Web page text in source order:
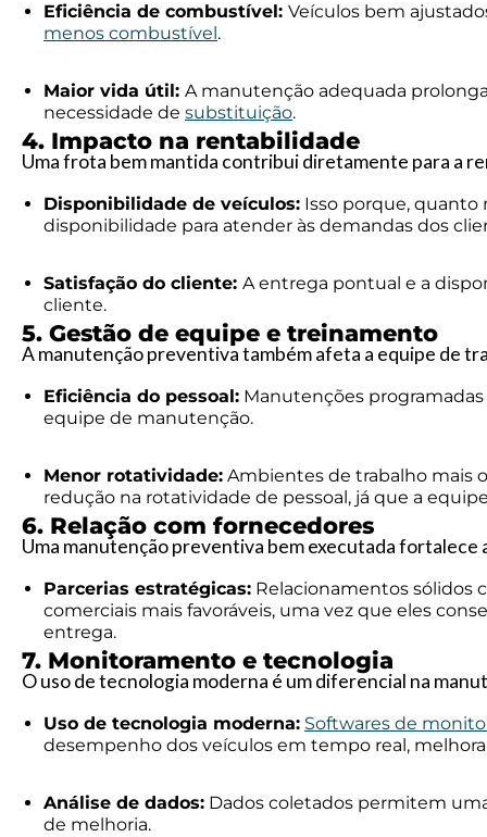
Eficiência de combustível: Veículos bem
menos combustível.
Maior vida útil: A manutenção adequada
necessidade de substituição.
4. Impacto na rentabilidade
Uma frota bem mantida contribui diretamente para a
Disponibilidade de veículos: Isso porque, quanto
disponibilidade para atender às demandas dos
Satisfação do cliente: A entrega pontual e a
cliente.
5. Gestão de equipe e treinamento
A manutenção preventiva também afeta a equipe de
Eficiência do pessoal: Manutenções
equipe de manutenção.
Menor rotatividade: Ambientes de trabalho mais
redução na rotatividade de pessoal, já que a
6. Relação com fornecedores
Uma manutenção preventiva bem executada fortalece
Parcerias estratégicas: Relacionamentos sólidos
comerciais mais favoráveis, uma vez que eles
entrega.
7. Monitoramento e tecnologia
O uso de tecnologia moderna é um diferencial na
Uso de tecnologia moderna: Softwares de
desempenho dos veículos em tempo real,
Análise de dados: Dados coletados permitem
de melhoria.